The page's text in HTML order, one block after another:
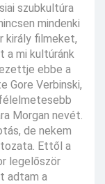
szubkultúra
mindenki
király filmeket,
a mi kultúránk
ebbe a
Gore Verbinski,
Morgan nevét.
de nekem
Ettől a
legelőször
adtam a